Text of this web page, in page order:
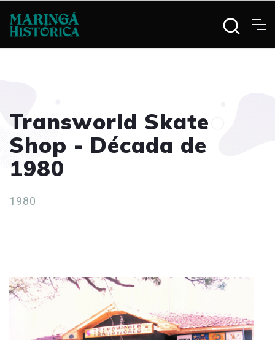
Transworld Skate
Shop - Década de
1980
1980